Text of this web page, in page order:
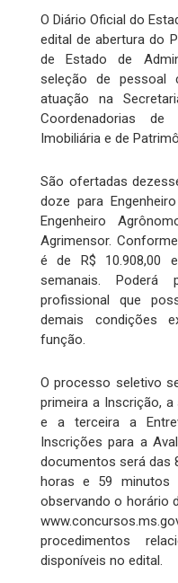
O Diário Oficial do
edital de abertura do
de Estado de
seleção de pessoal
atuação na
Coordenadorias de
Imobiliária e de
São ofertadas
doze para
Engenheiro
Agrimensor.
é de R$ 10.908,00
semanais. Poderá
profissional que
demais condições
função.
O processo seletivo
primeira a Inscrição, a
e a terceira a
Inscrições para a
documentos será das
horas e 59
observando o horário
procedimentos
disponíveis no edital.